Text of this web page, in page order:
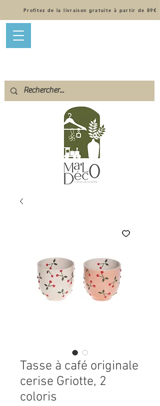
Profitez de la livraison gratuite à partir de 89€
Tasse à café originale
cerise Griotte, 2
coloris